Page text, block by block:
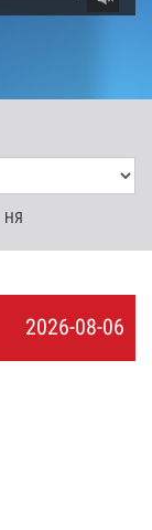
НЯ
2026-08-06